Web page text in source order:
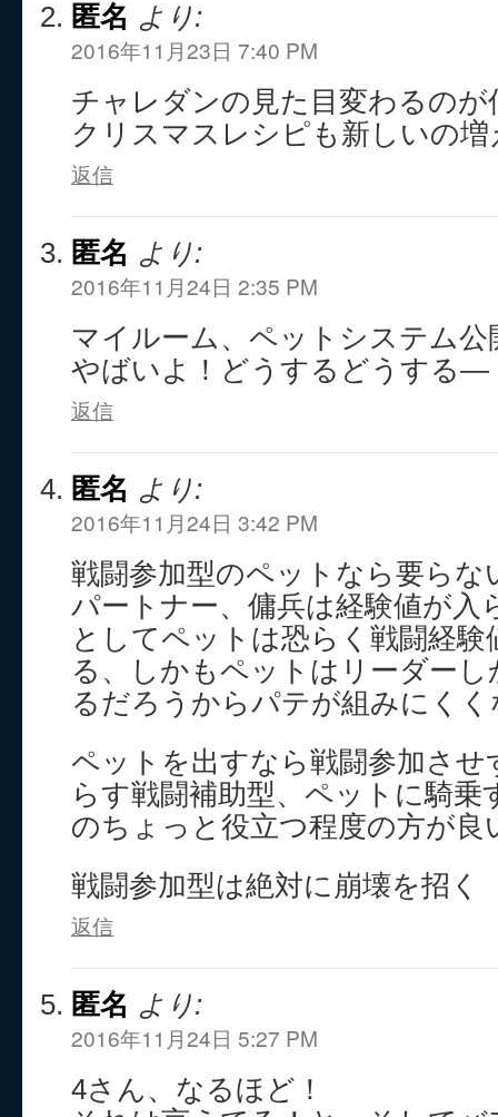
匿名 より:
2016年11月23日 7:40 PM
チャレダンの見た目変わるのが
クリスマスレシピも新しいの
返信
匿名 より:
2016年11月24日 2:35 PM
マイルーム、ペットシステム
やばいよ！どうするどうする―
返信
匿名 より:
2016年11月24日 3:42 PM
戦闘参加型のペットなら要らな
パートナー、傭兵は経験値が入
としてペットは恐らく戦闘経
る、しかもペットはリーダー
るだろうからパテが組みにく
ペットを出すなら戦闘参加させ
らす戦闘補助型、ペットに騎乗
のちょっと役立つ程度の方が良
戦闘参加型は絶対に崩壊を招く
返信
匿名 より:
2016年11月24日 5:27 PM
4さん、なるほど！